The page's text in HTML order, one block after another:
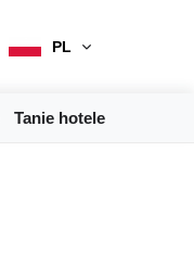
PL
Tanie hotele